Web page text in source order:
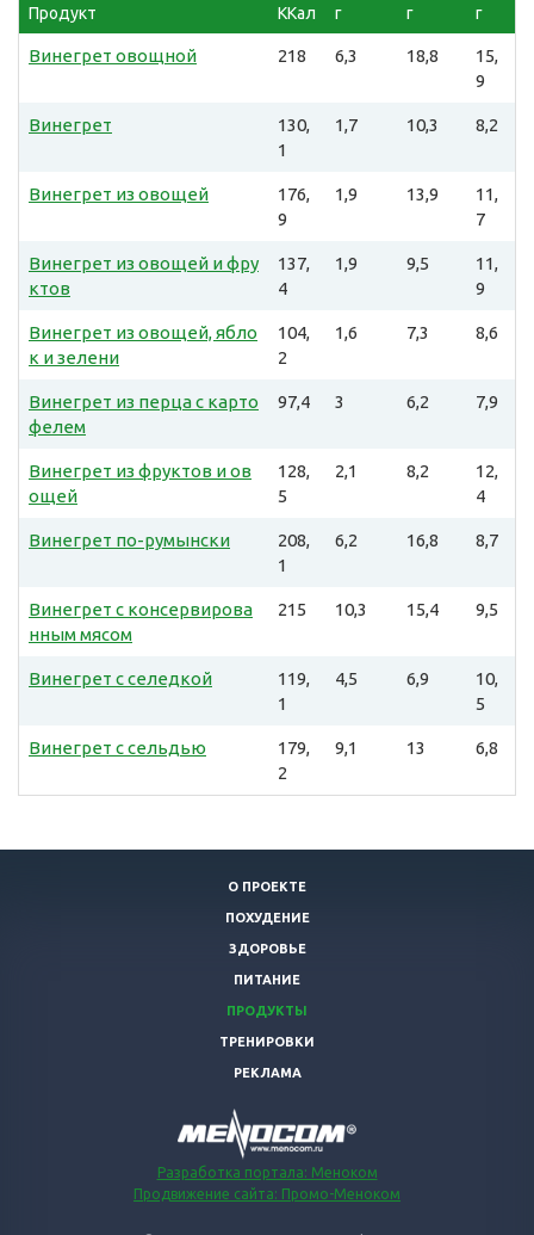
Продукт ККал
г
г
г
Винегрет овощной 218 6,3 18,8
15,
9
Винегрет
130,
1
1,7 10,3 8,2
Винегрет из овощей
176,
9
1,9 13,9
11,
7
Винегрет из овощей и фру
ктов
137,
4
1,9 9,5
11,
9
Винегрет из овощей, ябло
к и зелени
104,
2
1,6 7,3 8,6
Винегрет из перца с карто
фелем
97,4 3 6,2 7,9
Винегрет из фруктов и ов
ощей
128,
5
2,1 8,2
12,
4
Винегрет по-румынски
208,
1
6,2 16,8 8,7
Винегрет с консервирова
нным мясом
215 10,3 15,4 9,5
Винегрет с селедкой
119,
1
4,5 6,9
10,
5
Винегрет с сельдью
179,
2
9,1 13 6,8
О ПРОЕКТЕ
ПОХУДЕНИЕ
ЗДОРОВЬЕ
ПИТАНИЕ
ПРОДУКТЫ
ТРЕНИРОВКИ
РЕКЛАМА
Разработка портала: Меноком
Продвижение сайта: Промо-Меноком